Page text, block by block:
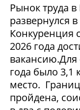
Рынок труда
развернулся
Конкуренция
2026 года
вакансию.Для
года было 3,1
место.
пройдена,